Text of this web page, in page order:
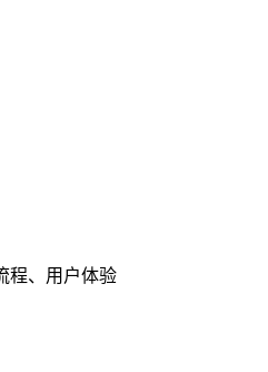
程、用户体验